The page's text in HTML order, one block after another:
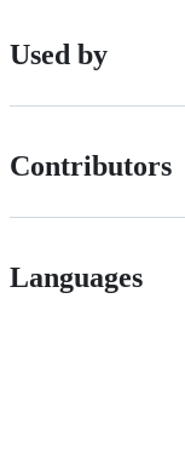
Used by
Contributors
Languages